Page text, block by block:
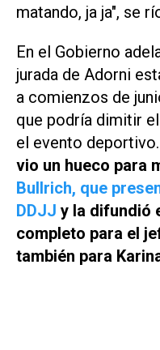
matando, ja ja", se
En el Gobierno
jurada de Adorni
a comienzos de
que podría dimitir
el evento
vio un hueco para
Bullrich, que
DDJJ y la difundió
completo para el
también para